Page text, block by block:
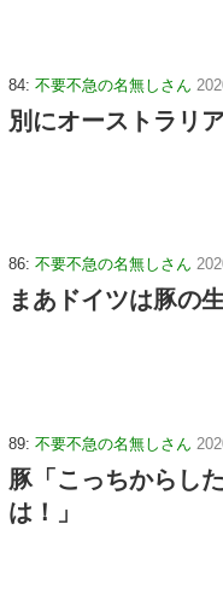
84: 不要不急の名無しさん
別にオーストラリ
86: 不要不急の名無しさん
まあドイツは豚の
89: 不要不急の名無しさん
豚「こっちからし
は！」